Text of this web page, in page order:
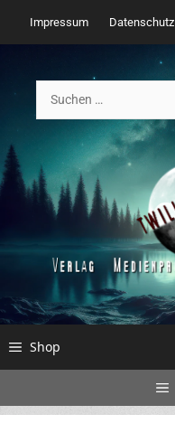
Inhalt
springen
Impressum Datenschutz
nach:
Shop